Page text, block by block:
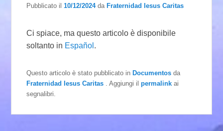
Pubblicato il10/12/2024 daFraternidad Iesus Caritas
Ci spiace, ma questo articolo è disponibile
soltanto in Español .
Questo articolo è stato pubblicato inDocumentos da
Fraternidad Iesus Caritas
. Aggiungi ilpermalink ai
segnalibri.